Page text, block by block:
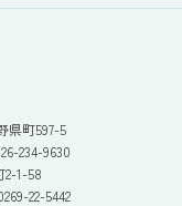
県町597-5
234-9630
2-1-58
22-5442